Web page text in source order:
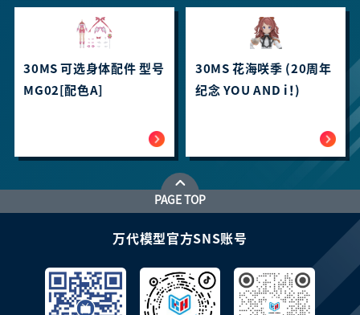
30MS 可选身体配件 型号
MG02[配色A]
30MS 花海咲季 (20周年
纪念 YOU AND i！)
PAGE TOP
万代模型官方SNS账号